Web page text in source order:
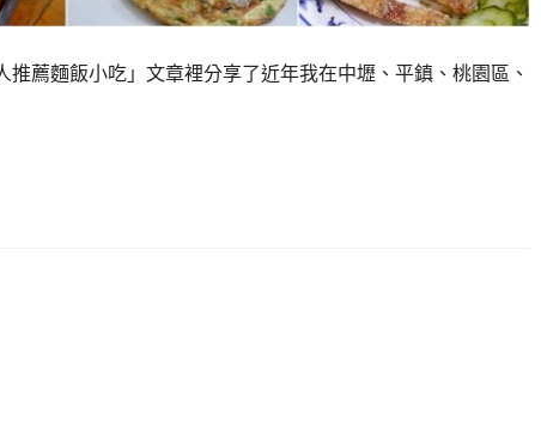
推薦麵飯小吃」文章裡分享了近年我在中壢、平鎮、桃園區、